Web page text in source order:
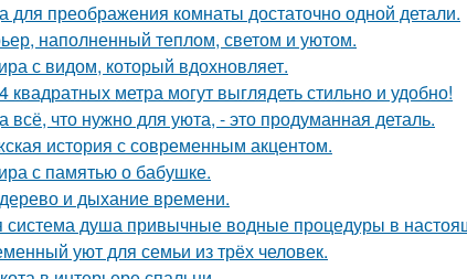
для преображения комнаты достаточно одной детали.
наполненный теплом, светом и уютом.
с видом, который вдохновляет.
квадратных метра могут выглядеть стильно и удобно!
всё, что нужно для уюта, - это продуманная деталь.
история с современным акцентом.
с памятью о бабушке.
и дыхание времени.
система душа привычные водные процедуры в
уют для семьи из трёх человек.